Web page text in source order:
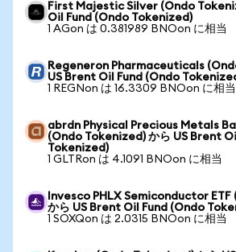
First Majestic Silver (Ondo
Oil Fund (Ondo Tokenized)
1 AGon は 0.381989 BNOon に相当
Regeneron Pharmaceuticals
US Brent Oil Fund (Ondo
1 REGNon は 16.3309 BNOon に相当
abrdn Physical Precious Metals
(Ondo Tokenized) から US Brent
Tokenized)
1 GLTRon は 4.1091 BNOon に相当
Invesco PHLX Semiconductor
から US Brent Oil Fund (Ondo
1 SOXQon は 2.0315 BNOon に相当